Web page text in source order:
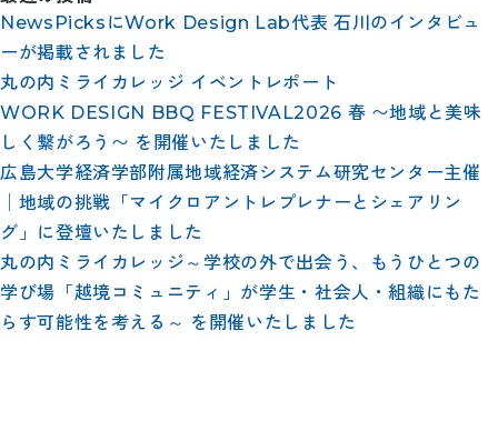
NewsPicksにWork Design Lab代表 石川のインタビュ
ーが掲載されました
丸の内ミライカレッジ イベントレポート
WORK DESIGN BBQ FESTIVAL2026 春 〜地域と美味
しく繋がろう〜 を開催いたしました
広島大学経済学部附属地域経済システム研究センター主催
│地域の挑戦「マイクロアントレプレナーとシェアリン
グ」に登壇いたしました
丸の内ミライカレッジ～学校の外で出会う、もうひとつの
学び場「越境コミュニティ」が学生・社会人・組織にもた
らす可能性を考える～ を開催いたしました